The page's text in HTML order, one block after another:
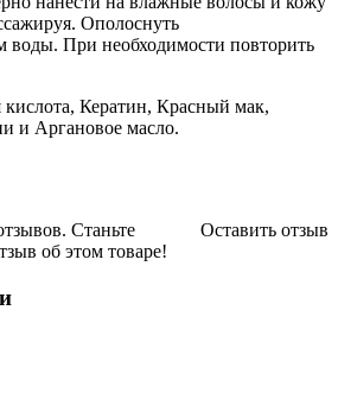
Ополоснуть
воды. При необходимости повторить
кислота, Кератин, Красный мак,
и Аргановое масло.
Оставить отзыв
Станьте
об этом товаре!